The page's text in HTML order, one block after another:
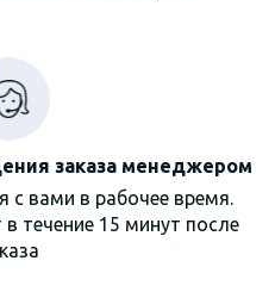
заказа менеджером
с вами в рабочее время.
течение 15 минут после